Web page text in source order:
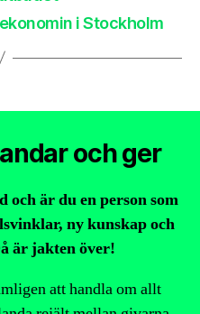
i Stockholm
och ger
är du en person som
ny kunskap och
är jakten över!
att handla om allt